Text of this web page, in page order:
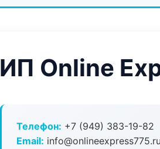
ИП Online
Телефон: +7 (949) 383-19-82
Email: info@onlineexpress775.ru